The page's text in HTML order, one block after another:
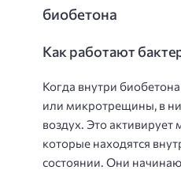
биобетона
Как работают
Когда внутри
или микротрещины, в
воздух. Это активирует
которые находятся
состоянии. Они